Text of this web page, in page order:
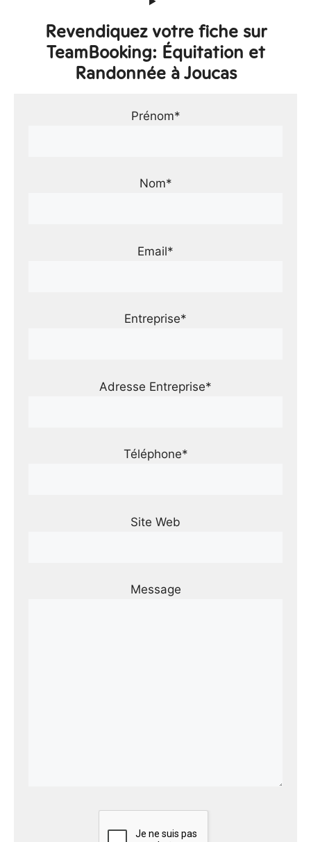
Revendiquez votre fiche sur
TeamBooking: Équitation et
Randonnée à Joucas
Prénom*
Nom*
Email*
Entreprise*
Adresse Entreprise*
Téléphone*
Site Web
Message